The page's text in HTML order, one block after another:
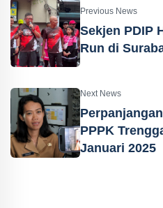
Previous News
Sekjen PDIP
Run di
Next News
PPPK
Januari 2025